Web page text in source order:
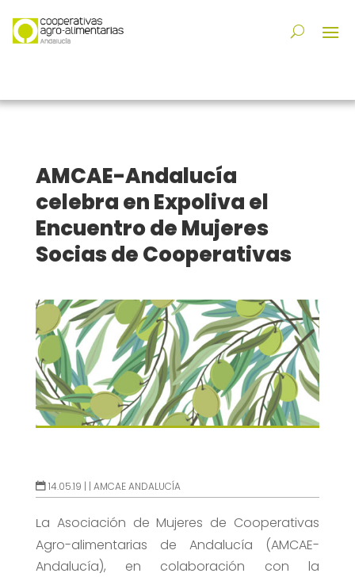
AMCAE-Andalucía
celebra en Expoliva el
Encuentro de Mujeres
Socias de Cooperativas
14.05.19 | | AMCAE ANDALUCÍA
La Asociación de Mujeres de Cooperativas
Agro-alimentarias de Andalucía (AMCAE-
Andalucía), en colaboración con la